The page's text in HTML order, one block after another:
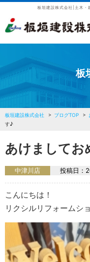
板垣建設株式会社|土木・
板
板垣建設株式会社 ブログTOP
す♪
あけましてお
中津川店 投稿日：
こんにちは！
リクシルリフォームシ